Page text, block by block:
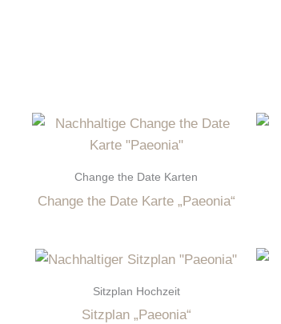
Change the Date Karten
Change the Date Karte „Paeonia“
Sitzplan Hochzeit
Sitzplan „Paeonia“